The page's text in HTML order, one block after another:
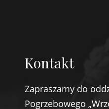
Kontakt
Zapraszamy do
Pogrzebowego